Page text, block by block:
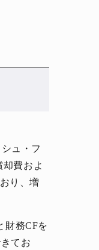
ュ・フ
費およ
り、増
財務CFを
てお